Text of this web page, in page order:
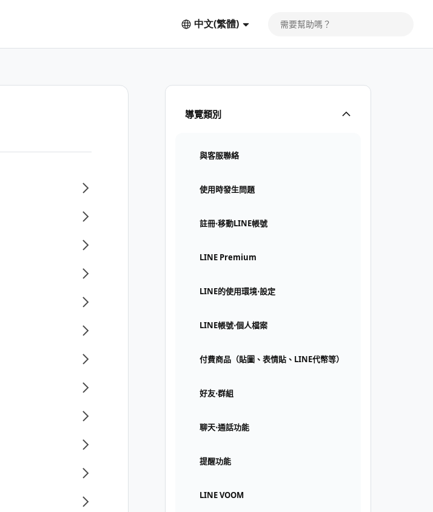
中文(繁體)
導覽類別
與客服聯絡
使用時發生問題
註冊⋅移動LINE帳號
LINE Premium
LINE的使用環境⋅設定
LINE帳號⋅個人檔案
付費商品（貼圖、表情貼、LINE代幣等）
好友⋅群組
聊天⋅通話功能
提醒功能
LINE VOOM